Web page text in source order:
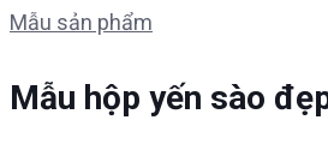
Mẫu sản phẩm
Mẫu hộp yến sào